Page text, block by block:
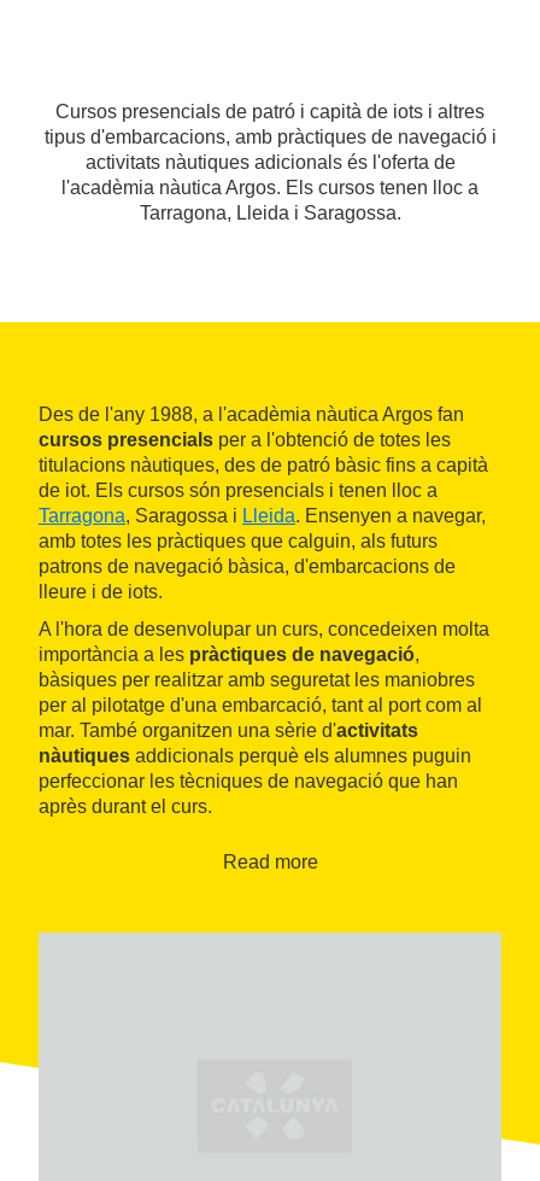
Cursos presencials de patró i capità de iots i altres
tipus d'embarcacions, amb pràctiques de navegació i
activitats nàutiques adicionals és l'oferta de
l'acadèmia nàutica Argos. Els cursos tenen lloc a
Tarragona, Lleida i Saragossa.
Des de l'any 1988, a l'acadèmia nàutica Argos fan
cursos presencials per a l'obtenció de totes les
titulacions nàutiques, des de patró bàsic fins a capità
de iot. Els cursos són presencials i tenen lloc a
Tarragona, Saragossa i Lleida. Ensenyen a navegar,
amb totes les pràctiques que calguin, als futurs
patrons de navegació bàsica, d'embarcacions de
lleure i de iots.
A l'hora de desenvolupar un curs, concedeixen molta
importància a les pràctiques de navegació,
bàsiques per realitzar amb seguretat les maniobres
per al pilotatge d'una embarcació, tant al port com al
mar. També organitzen una sèrie d'activitats
nàutiques addicionals perquè els alumnes puguin
perfeccionar les tècniques de navegació que han
après durant el curs.
Read more